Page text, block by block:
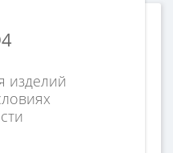
изделий